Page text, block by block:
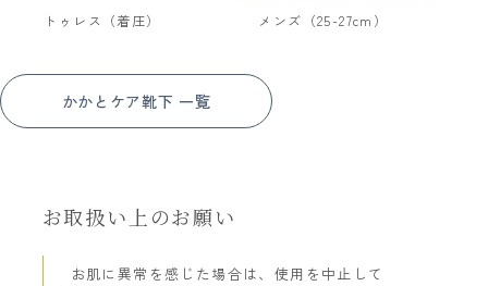
トゥレス（着圧） メンズ（25-27cm）
かかとケア靴下 一覧
お取扱い上のお願い
お肌に異常を感じた場合は、使用を中止して